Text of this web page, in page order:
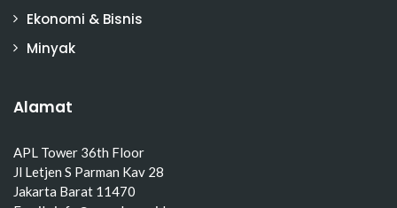
Ekonomi & Bisnis
Minyak
Alamat
APL Tower 36th Floor
Jl Letjen S Parman Kav 28
Jakarta Barat 11470